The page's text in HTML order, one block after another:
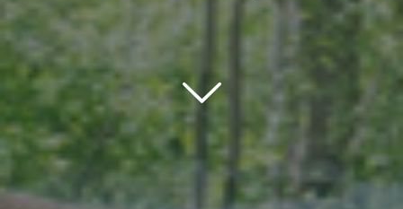
Scroll down